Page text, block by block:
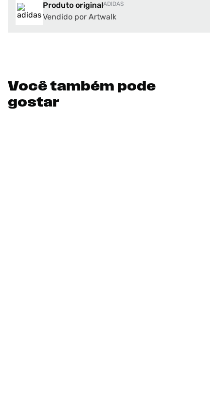
Produto originalADIDAS
Vendido por Artwalk
Você também pode
gostar